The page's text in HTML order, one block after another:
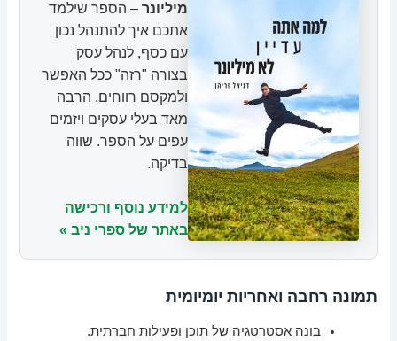
מיליונר – הספר שילמד
אתכם איך להתנהל נכון
עם כסף, לנהל עסק
בצורה "רזה" ככל האפשר
ולמקסם רווחים. הרבה
מאד בעלי עסקים ויזמים
עפים על הספר. שווה
בדיקה.
למידע נוסף ורכישה
באתר של ספרי ניב »
תמונה רחבה ואחריות יומיומית
בונה אסטרטגיה של תוכן ופעילות חברתית.